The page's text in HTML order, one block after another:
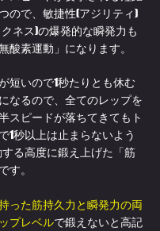
ので、敏捷性(アジリティ)
ネス)の爆発的な瞬発力も
酸素運動」になります。
短いので1秒たりとも休む
なるので、全てのレップを
スピードが落ちてきてもト
1秒以上は止まらないよう
する高度に鍛え上げた「筋
す。
った筋持久力と瞬発力の両
プレベルで鍛えないと高記